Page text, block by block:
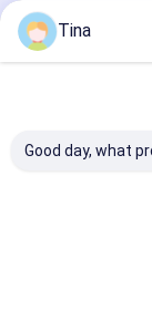
추천된 제품
Tina
Good day, what